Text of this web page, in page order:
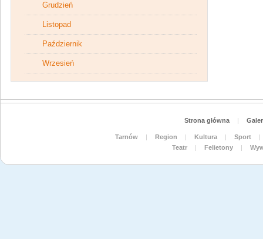
Grudzień
Listopad
Październik
Wrzesień
Strona główna |
Tarnów | Region | Kultura | Sport
|
Teatr
| Felietony |